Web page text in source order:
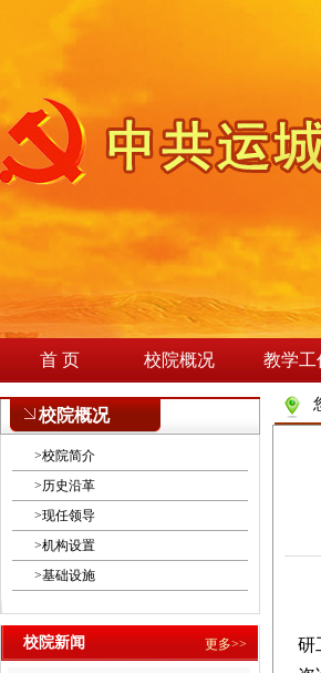
首 页 校院概况 教学工
研
校院概况
>校院简介
>历史沿革
>现任领导
>机构设置
>基础设施
校院新闻 更多>>